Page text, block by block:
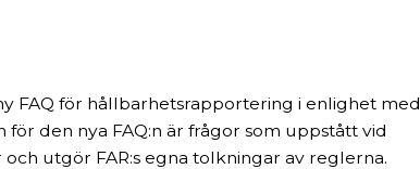
FAQ för hållbarhetsrapportering i enlighet med
den nya FAQ:n är frågor som uppstått vid
utgör FAR:s egna tolkningar av reglerna.